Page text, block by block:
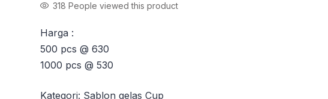
318 People viewed this product
Harga :
500 pcs @ 630
1000 pcs @ 530
Kategori: Sablon gelas Cup